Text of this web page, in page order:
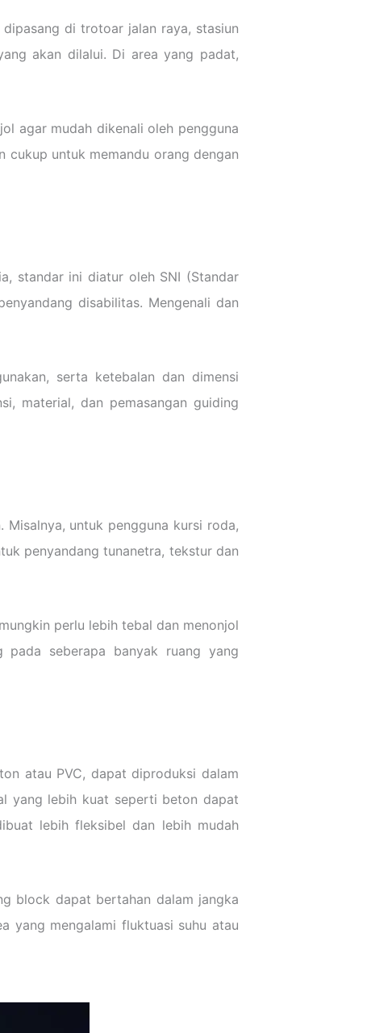
di trotoar jalan raya, stasiun
akan dilalui. Di area yang padat,
agar mudah dikenali oleh pengguna
cukup untuk memandu orang dengan
standar ini diatur oleh SNI (Standar
disabilitas. Mengenali dan
serta ketebalan dan dimensi
material, dan pemasangan guiding
untuk pengguna kursi roda,
penyandang tunanetra, tekstur dan
perlu lebih tebal dan menonjol
seberapa banyak ruang yang
atau PVC, dapat diproduksi dalam
yang lebih kuat seperti beton dapat
lebih fleksibel dan lebih mudah
block dapat bertahan dalam jangka
yang mengalami fluktuasi suhu atau